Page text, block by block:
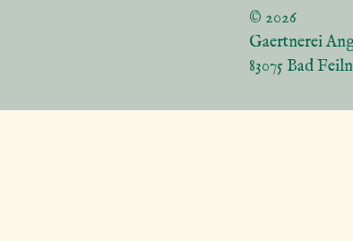
© 2026
Gaertnerei
83075 Bad